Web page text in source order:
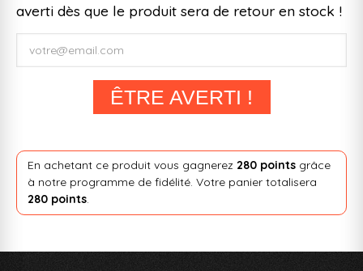
averti dès que le produit sera de retour en stock !
ÊTRE AVERTI !
En achetant ce produit vous gagnerez 280 pointsgrâce
à notre programme de fidélité. Votre panier totalisera
280 points.